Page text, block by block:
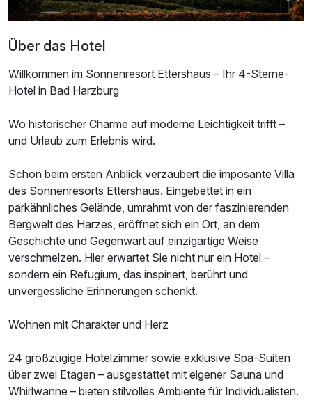
Ausstattung
Für 4 Tage p.P. ab529,00 €
Baumhaus
Über das Hotel
Willkommen im Sonnenresort Ettershaus – Ihr 4-Sterne-
Hotel in Bad Harzburg
Wo historischer Charme auf moderne Leichtigkeit trifft –
und Urlaub zum Erlebnis wird.
Schon beim ersten Anblick verzaubert die imposante Villa
des Sonnenresorts Ettershaus. Eingebettet in ein
parkähnliches Gelände, umrahmt von der faszinierenden
Bergwelt des Harzes, eröffnet sich ein Ort, an dem
Geschichte und Gegenwart auf einzigartige Weise
verschmelzen. Hier erwartet Sie nicht nur ein Hotel –
sondern ein Refugium, das inspiriert, berührt und
unvergessliche Erinnerungen schenkt.
Wohnen mit Charakter und Herz
24 großzügige Hotelzimmer sowie exklusive Spa-Suiten
über zwei Etagen – ausgestattet mit eigener Sauna und
Whirlwanne – bieten stilvolles Ambiente für Individualisten.